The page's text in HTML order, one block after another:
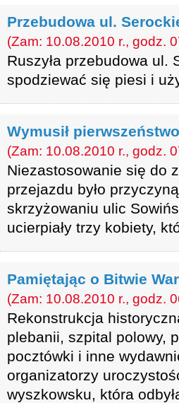
Przebudowa ul.
(Zam: 10.08.2010 r., godz.
Ruszyła przebudowa ul.
spodziewać się piesi i
Wymusił
(Zam: 10.08.2010 r., godz.
Niezastosowanie się do
przejazdu było
skrzyżowaniu ulic
ucierpiały trzy kobiety,
Pamiętając o Bitwie
(Zam: 10.08.2010 r., godz.
Rekonstrukcja
plebanii, szpital polowy,
pocztówki i inne
organizatorzy
wyszkowsku, która